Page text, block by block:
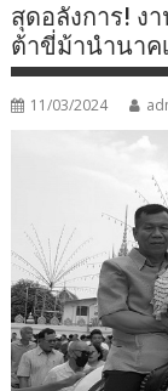
สุดอลังการ! ง
ต้าขี่ม้านำนาค
11/03/2024